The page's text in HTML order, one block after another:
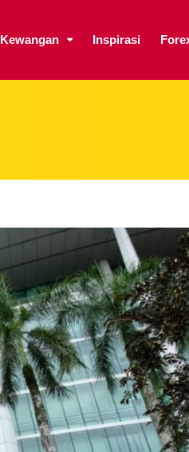
Kewangan Inspirasi